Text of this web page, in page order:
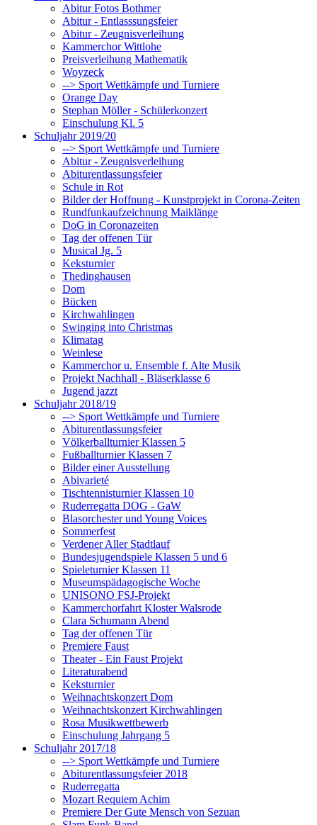
Abitur Fotos Bothmer
Abitur - Entlasssungsfeier
Abitur - Zeugnisverleihung
Kammerchor Wittlohe
Preisverleihung Mathematik
Woyzeck
--> Sport Wettkämpfe und Turniere
Orange Day
Stephan Möller - Schülerkonzert
Einschulung Kl. 5
Schuljahr 2019/20
--> Sport Wettkämpfe und Turniere
Abitur - Zeugnisverleihung
Abiturentlassungsfeier
Schule in Rot
Bilder der Hoffnung - Kunstprojekt in Corona-Zeiten
Rundfunkaufzeichnung Maiklänge
DoG in Coronazeiten
Tag der offenen Tür
Musical Jg. 5
Keksturnier
Thedinghausen
Dom
Bücken
Kirchwahlingen
Swinging into Christmas
Klimatag
Weinlese
Kammerchor u. Ensemble f. Alte Musik
Projekt Nachhall - Bläserklasse 6
Jugend jazzt
Schuljahr 2018/19
--> Sport Wettkämpfe und Turniere
Abiturentlassungsfeier
Völkerballturnier Klassen 5
Fußballturnier Klassen 7
Bilder einer Ausstellung
Abivarieté
Tischtennisturnier Klassen 10
Ruderregatta DOG - GaW
Blasorchester und Young Voices
Sommerfest
Verdener Aller Stadtlauf
Bundesjugendspiele Klassen 5 und 6
Spieleturnier Klassen 11
Museumspädagogische Woche
UNISONO FSJ-Projekt
Kammerchorfahrt Kloster Walsrode
Clara Schumann Abend
Tag der offenen Tür
Premiere Faust
Theater - Ein Faust Projekt
Literaturabend
Keksturnier
Weihnachtskonzert Dom
Weihnachtskonzert Kirchwahlingen
Rosa Musikwettbewerb
Einschulung Jahrgang 5
Schuljahr 2017/18
--> Sport Wettkämpfe und Turniere
Abiturentlassungsfeier 2018
Ruderregatta
Mozart Requiem Achim
Premiere Der Gute Mensch von Sezuan